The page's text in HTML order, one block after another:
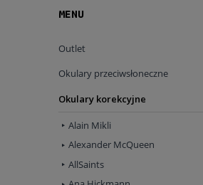
MENU
Outlet
Okulary przeciwsłoneczne
Okulary korekcyjne
Alain Mikli
Alexander McQueen
AllSaints